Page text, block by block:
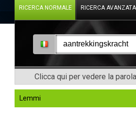
RICERCA NORMALE RICERCA AVANZATA
Clicca qui per vedere la
Lemmi